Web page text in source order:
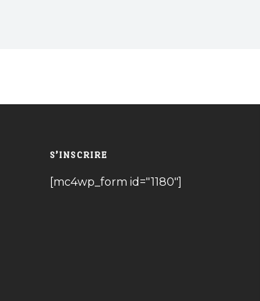
S’INSCRIRE
[mc4wp_form id="1180"]